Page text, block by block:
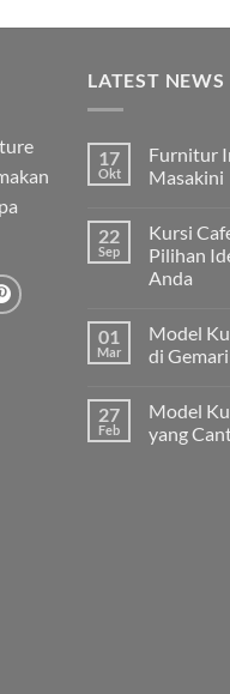
LATEST NEWS
17
Okt
Furnitur
Masakini
22
Sep
Kursi
Pilihan
Anda
01
Mar
Model
di
27
Feb
Model
yang